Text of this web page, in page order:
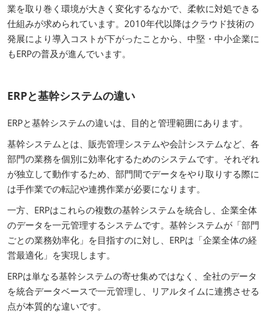
業を取り巻く環境が大きく変化するなかで、柔軟に対処できる
仕組みが求められています。2010年代以降はクラウド技術の
発展により導入コストが下がったことから、中堅・中小企業に
もERPの普及が進んでいます。
ERPと基幹システムの違い
ERPと基幹システムの違いは、目的と管理範囲にあります。
基幹システムとは、販売管理システムや会計システムなど、各
部門の業務を個別に効率化するためのシステムです。それぞれ
が独立して動作するため、部門間でデータをやり取りする際に
は手作業での転記や連携作業が必要になります。
一方、ERPはこれらの複数の基幹システムを統合し、企業全体
のデータを一元管理するシステムです。基幹システムが「部門
ごとの業務効率化」を目指すのに対し、ERPは「企業全体の経
営最適化」を実現します。
ERPは単なる基幹システムの寄せ集めではなく、全社のデータ
を統合データベースで一元管理し、リアルタイムに連携させる
点が本質的な違いです。